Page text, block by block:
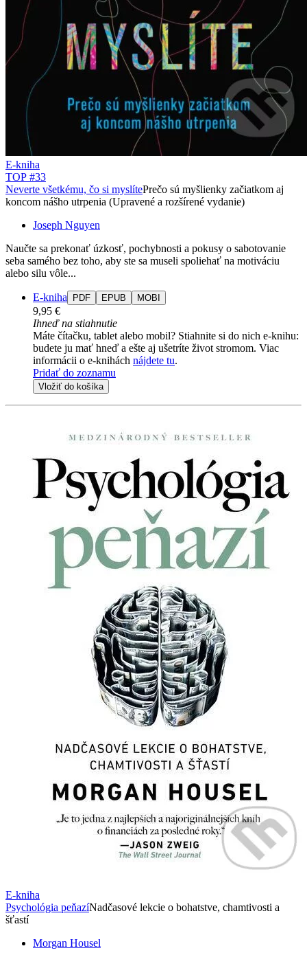
E-kniha
TOP #33
Neverte všetkému, čo si myslítePrečo sú myšlienky začiatkom aj
koncom nášho utrpenia (Upravené a rozšírené vydanie)
Joseph Nguyen
Naučte sa prekonať úzkosť, pochybnosti a pokusy o sabotovanie
seba samého bez toho, aby ste sa museli spoliehať na motiváciu
alebo silu vôle...
E-kniha PDF EPUB MOBI
9,95 €
Ihneď na stiahnutie
Máte čítačku, tablet alebo mobil? Stiahnite si do nich e-knihu:
budete ju mať hneď a ešte aj ušetríte život stromom. Viac
informácii o e-knihách nájdete tu.
Pridať do zoznamu
Vložiť do košíka
E-kniha
Psychológia peňazíNadčasové lekcie o bohatstve, chamtivosti a
šťastí
Morgan Housel